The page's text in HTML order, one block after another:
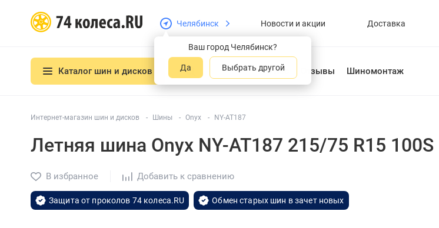
Челябинск
Ваш город Челябинск?
Да Выбрать другой
Новости и акции Доставка
Каталог шин и дисков О нас Отзывы Шиномонтаж
Интернет-магазин шин и дисков Шины Onyx NY-AT187
Летняя шина Onyx NY-AT187 215/75 R15 100S
В избранное Добавить к сравнению
Защита от проколов 74 колеса.RU Обмен старых шин в зачет новых